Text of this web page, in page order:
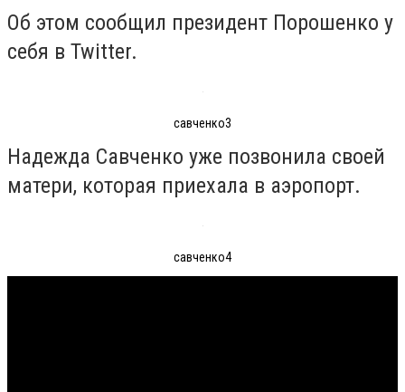
Об этом сообщил президент Порошенко у
себя в Twitter.
савченко3
Надежда Савченко уже позвонила своей
матери, которая приехала в аэропорт.
савченко4